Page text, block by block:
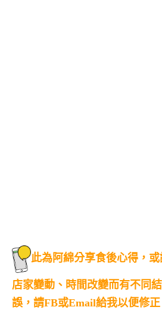
此為阿綿分享食後心得，或
店家變動、時間改變而有不同
誤，請FB或Email給我以便修